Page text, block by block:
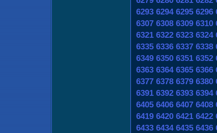
6293 6294 6295 6296
6307 6308 6309 6310
6321 6322 6323 6324
6335 6336 6337 6338
6349 6350 6351 6352
6363 6364 6365 6366
6377 6378 6379 6380
6391 6392 6393 6394
6405 6406 6407 6408
6419 6420 6421 6422
6433 6434 6435 6436